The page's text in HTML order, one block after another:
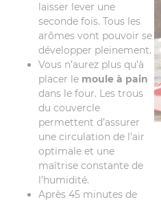
laisser lever une
seconde fois. Tous les
arômes vont pouvoir se
développer pleinement.
Vous n’aurez plus qu’à
placer le moule à pain
dans le four. Les trous
du couvercle
permettent d’assurer
une circulation de l’air
optimale et une
maîtrise constante de
l’humidité.
Après 45 minutes de